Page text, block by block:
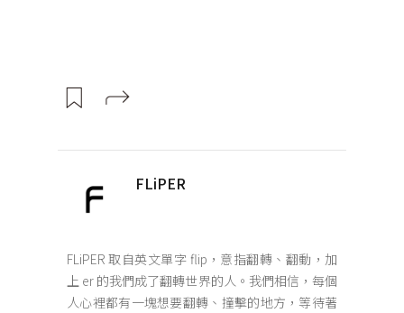
FLiPER
FLiPER 取自英文單字 flip，意指翻轉、翻動，加
上 er 的我們成了翻轉世界的人。我們相信，每個
人心裡都有一塊想要翻轉、撞擊的地方，等待著